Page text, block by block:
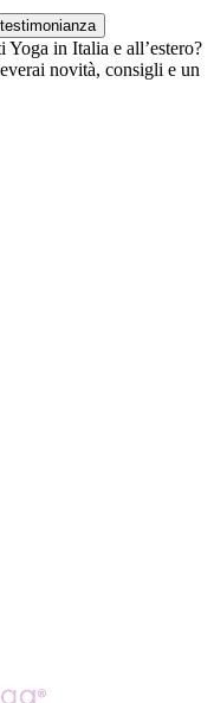
in Italia e all’estero?
novità, consigli e un